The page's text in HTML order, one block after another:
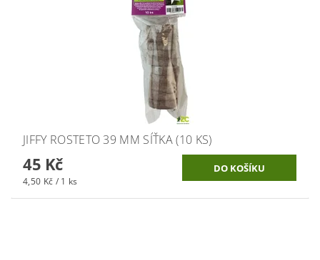
JIFFY ROSTETO 39 MM SÍŤKA (10 KS)
45 Kč
4,50 Kč / 1 ks